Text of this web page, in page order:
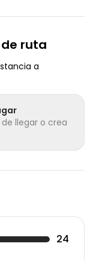
ruta
a
llegar o crea
24